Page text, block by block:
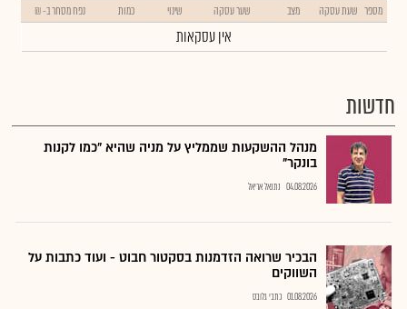
מספר שעת עסקה מצב שער עסקה שינוי כמות נפח מסחר ב- ₪
אין עסקאות
חדשות
מנהל ההשקעות שממליץ על מניה שהיא "כמו לקנות
בונקר"
04.08.2026 נתנאל אריאל
הבכיר שרואה הזדמנות בסקטור חבוט - ועוד כתבות על
השווקים
01.08.2026 כתבי גלובס